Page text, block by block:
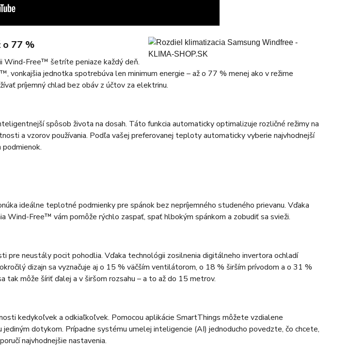
o 77 %
Wind-Free™ šetríte peniaze každý deň.
vonkajšia jednotka spotrebúva len minimum energie – až o 77 % menej ako v režime
príjemný chlad bez obáv z účtov za elektrinu.
spôsob života na dosah. Táto funkcia automaticky optimalizuje rozličné režimy na
a vzorov používania. Podľa vašej preferovanej teploty automaticky vyberie najvhodnejší
ideálne teplotné podmienky pre spánok bez nepríjemného studeného prievanu. Vďaka
Wind-Free™ vám pomôže rýchlo zaspať, spať hlbokým spánkom a zobudiť sa svieži.
pre neustály pocit pohodlia. Vďaka technológii zosilnenia digitálneho invertora ochladí
dizajn sa vyznačuje aj o 15 % väčším ventilátorom, o 18 % širším prívodom a o 31 %
tak môže šíriť ďalej a v širšom rozsahu – a to až do 15 metrov.
kedykoľvek a odkiaľkoľvek. Pomocou aplikácie SmartThings môžete vzdialene
dotykom. Prípadne systému umelej inteligencie (AI) jednoducho povedzte, čo chcete,
najvhodnejšie nastavenia.